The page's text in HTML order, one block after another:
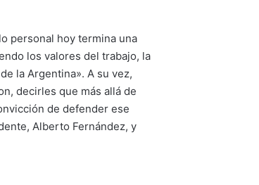
personal hoy termina una
los valores del trabajo, la
la Argentina». A su vez,
decirles que más allá de
de defender ese
Alberto Fernández, y